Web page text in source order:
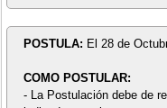
POSTULA: El 28 de
COMO POSTULAR:
- La Postulación debe de